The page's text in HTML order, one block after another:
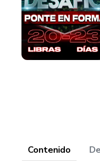
Contenido